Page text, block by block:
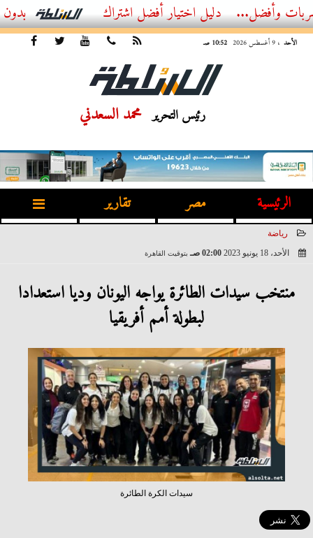
أفضل اشتراك IPTV بدون تقطيع 2026 – دليل المشاهد العصري
الأحد ، 9 أغسطس 2026 10:52 صـ
رئيس التحرير محمد السعدني
الرئيسية مصر تقارير
رياضة
الأحد، 18 يونيو 2023
02:00 صـ بتوقيت القاهرة
منتخب سيدات الطائرة يواجه اليونان وديا استعدادا
لبطولة أمم أفريقيا
سيدات الكرة الطائرة